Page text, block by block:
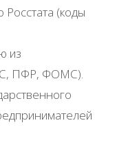
(коды
из
ПФР, ФОМС).